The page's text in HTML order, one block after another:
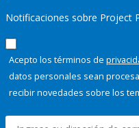
Notificaciones sobre Project
Acepto los términos de
datos personales sean
recibir novedades sobre los